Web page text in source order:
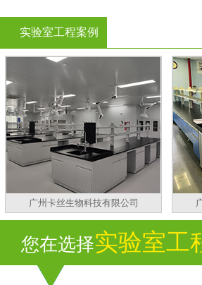
实验室工程案例
广州卡丝生物科技有限公司
您在选择实验室工